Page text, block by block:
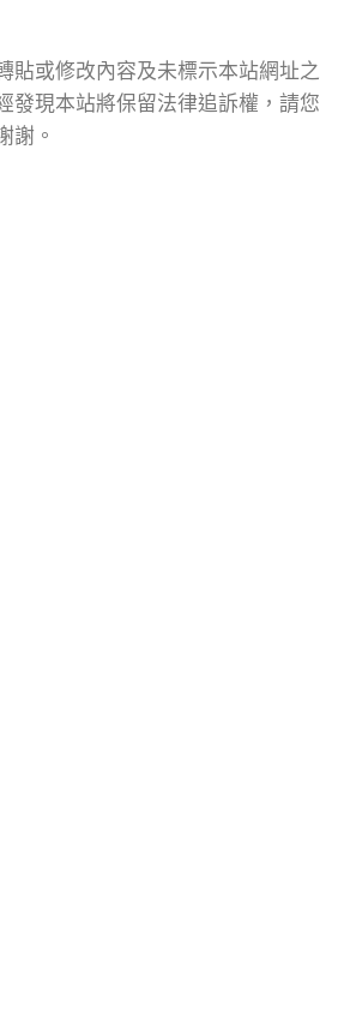
貼或修改內容及未標示本站網址之
發現本站將保留法律追訴權，請您
謝。